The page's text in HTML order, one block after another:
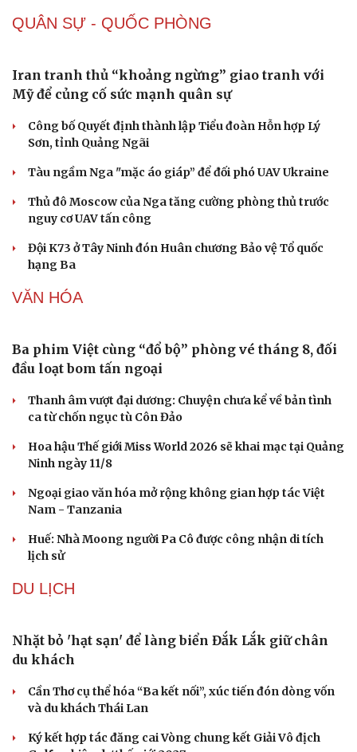
Sân khấu - Điện ảnh
Văn học
Âm nhạc
Di sản
Nghệ sĩ
Sao Việt
Giá bạc hôm nay: Giá bạc trong nước lên mức hơn
62 triệu đồng/kg
Giá vàng hôm nay 6/8: Vàng SJC tăng lên 140,3 - 143,3
triệu đồng/lượng
Giá cà phê hôm nay 6/8: Giá cà phê trong nước cao
nhất 98.300 đồng/kg
Tỷ giá USD hôm nay 6/8: Tỷ giá trung tâm tăng lên
25.433 đồng/USD
QUÂN SỰ - QUỐC PHÒNG
Iran tranh thủ “khoảng ngừng” giao tranh với
Công bố Quyết định thành lập Tiểu đoàn Hỗn hợp Lý
Sơn, tỉnh Quảng Ngãi
Tàu ngầm Nga "mặc áo giáp” để đối phó UAV Ukraine
Thủ đô Moscow của Nga tăng cường phòng thủ trước
nguy cơ UAV tấn công